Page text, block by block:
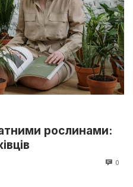
рослинами:
0